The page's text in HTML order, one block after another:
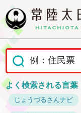
よく検索される言葉
じょうづるさんナビ